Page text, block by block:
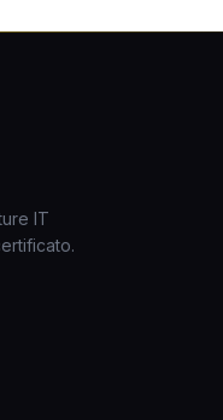
IT